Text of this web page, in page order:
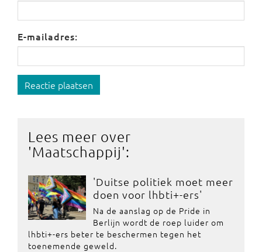
E-mailadres:
Reactie plaatsen
Lees meer over
'Maatschappij':
'Duitse politiek moet meer
doen voor lhbti+-ers'
Na de aanslag op de Pride in
Berlijn wordt de roep luider om
lhbti+-ers beter te beschermen tegen het
toenemende geweld.